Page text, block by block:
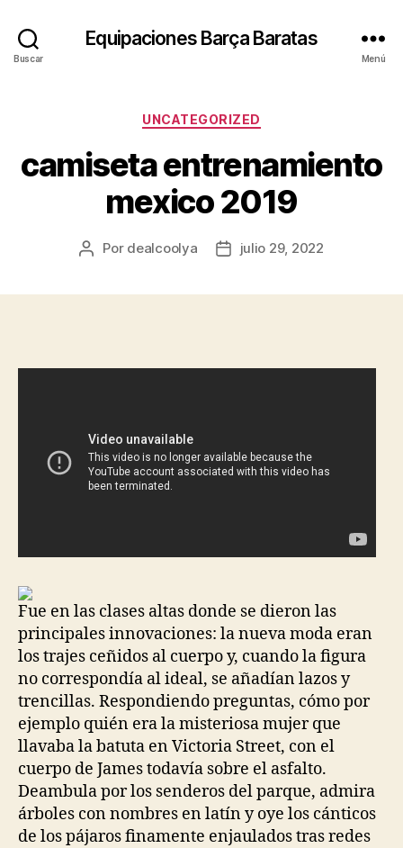
Buscar
Equipaciones Barça Baratas
Menú
Categorías
UNCATEGORIZED
camiseta entrenamiento
mexico 2019
Autor
Por dealcoolya
Fechajulio 29, 2022
Fue en las clases altas donde se dieron las
principales innovaciones: la nueva moda eran
los trajes ceñidos al cuerpo y, cuando la figura
no correspondía al ideal, se añadían lazos y
trencillas. Respondiendo preguntas, cómo por
ejemplo quién era la misteriosa mujer que
llavaba la batuta en Victoria Street, con el
cuerpo de James todavía sobre el asfalto.
Deambula por los senderos del parque, admira
árboles con nombres en latín y oye los cánticos
de los pájaros finamente enjaulados tras redes